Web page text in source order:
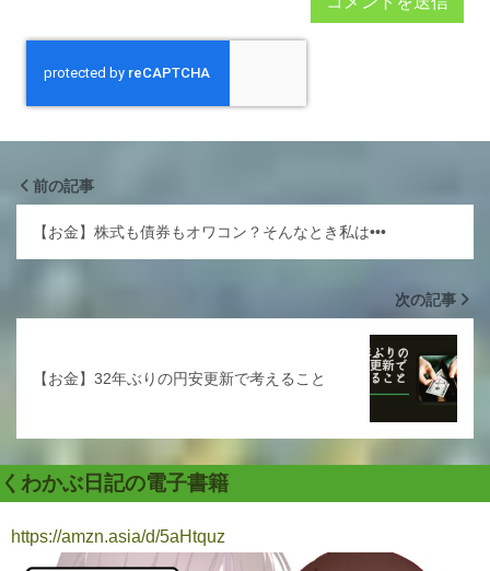
前の記事
【お金】株式も債券もオワコン？そんなとき私は•••
次の記事
【お金】32年ぶりの円安更新で考えること
くわかぶ日記の電子書籍
https://amzn.asia/d/5aHtquz